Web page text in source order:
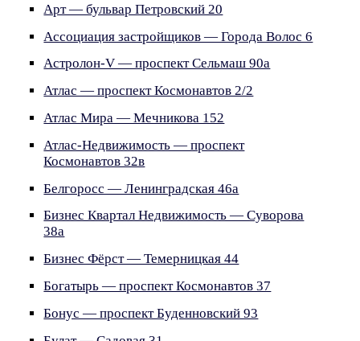
Арт — бульвар Петровский 20
Ассоциация застройщиков — Города Волос 6
Астролон-V — проспект Сельмаш 90а
Атлас — проспект Космонавтов 2/2
Атлас Мира — Мечникова 152
Атлас-Недвижимость — проспект
Космонавтов 32в
Белгоросс — Ленинградская 46а
Бизнес Квартал Недвижимость — Суворова
38а
Бизнес Фёрст — Темерницкая 44
Богатырь — проспект Космонавтов 37
Бонус — проспект Буденновский 93